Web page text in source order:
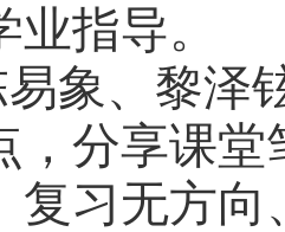
业指导。
易象、黎泽
，分享课
复习无方向